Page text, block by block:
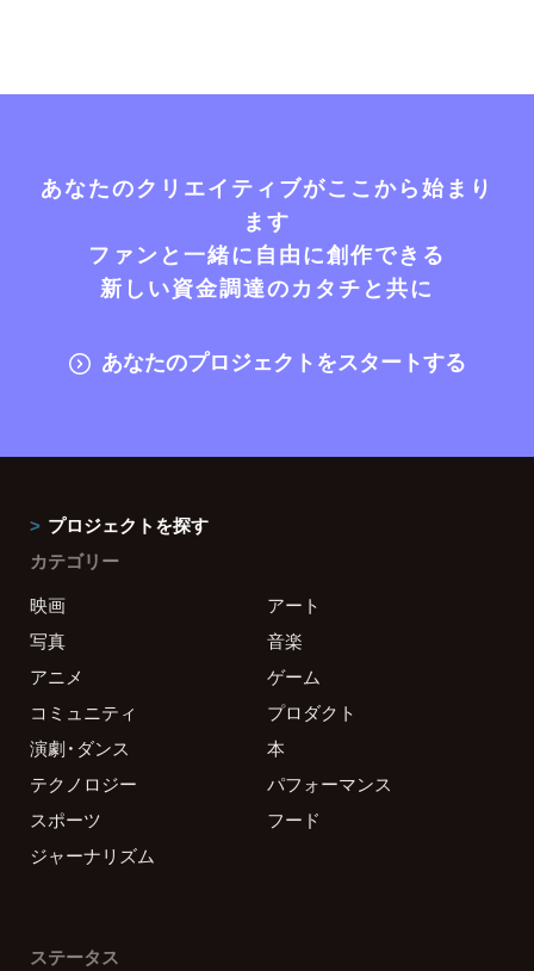
あなたのクリエイティブがここから始まり
ます
ファンと一緒に自由に創作できる
新しい資金調達のカタチと共に
あなたのプロジェクトをスタートする
プロジェクトを探す
カテゴリー
映画
アート
写真
音楽
アニメ
ゲーム
コミュニティ
プロダクト
演劇・ダンス
本
テクノロジー
パフォーマンス
スポーツ
フード
ジャーナリズム
ステータス